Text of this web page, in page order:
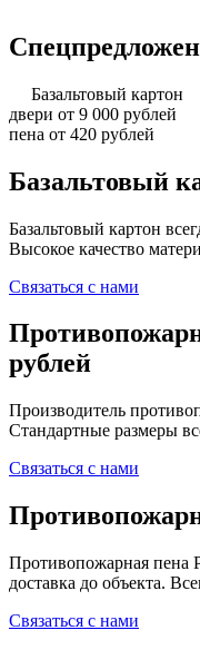
Базальтовый картон
двери от 9 000 рублей
пена от 420 рублей
Базальтовый
Базальтовый картон
Высокое качество
Связаться с нами
рублей
Производитель
Стандартные размеры
Связаться с нами
Противопожарная пена
доставка до объекта.
Связаться с нами